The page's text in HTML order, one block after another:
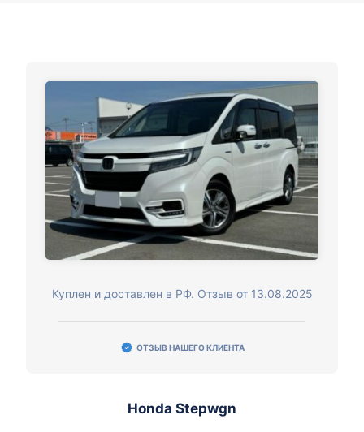
Куплен и доставлен в РФ. Отзыв от 13.08.2025
ОТЗЫВ НАШЕГО КЛИЕНТА
Honda Stepwgn